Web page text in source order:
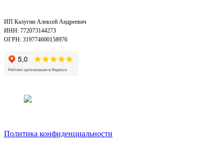
ИП Калугин Алексей Андреевич
ИНН: 772073144273
ОГРН: 319774600158976
Политика конфиденциальности